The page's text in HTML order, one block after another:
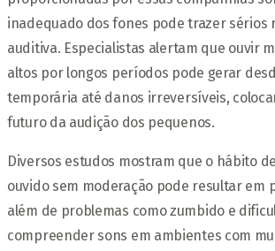
inadequado dos fones pode trazer sérios
auditiva. Especialistas alertam que ouvir
altos por longos períodos pode gerar
temporária até danos irreversíveis,
futuro da audição dos pequenos.
Diversos estudos mostram que o hábito
ouvido sem moderação pode resultar em
além de problemas como zumbido e
compreender sons em ambientes com